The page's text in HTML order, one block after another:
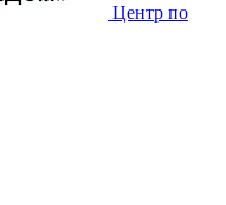
Центр по